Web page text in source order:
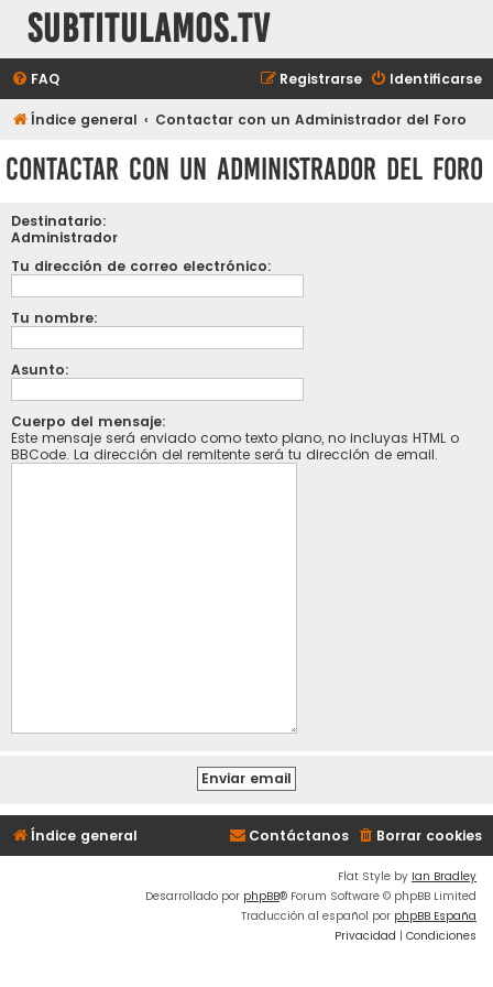
subtitulamos.tv
FAQ Identificarse
Registrarse
Índice general Contactar con un Administrador del Foro
Contactar con un Administrador del Foro
Destinatario:
Administrador
Tu dirección de correo electrónico:
Tu nombre:
Asunto:
Cuerpo del mensaje:
Este mensaje será enviado como texto plano, no incluyas HTML o
BBCode. La dirección del remitente será tu dirección de email.
Índice general Borrar cookies
Contáctanos
Flat Style by Ian Bradley
Desarrollado por phpBB® Forum Software © phpBB Limited
Traducción al español por phpBB España
Privacidad | Condiciones